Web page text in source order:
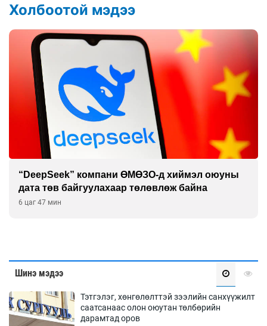
Холбоотой мэдээ
“DeepSeek” компани ӨМӨЗО-д хиймэл оюуны
дата төв байгуулахаар төлөвлөж байна
6 цаг 47 мин
Шинэ мэдээ
Тэтгэлэг, хөнгөлөлттэй зээлийн санхүүжилт
саатсанаас олон оюутан төлбөрийн
дарамтад оров